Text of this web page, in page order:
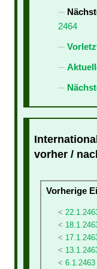
2464
vorher /
Vorherige